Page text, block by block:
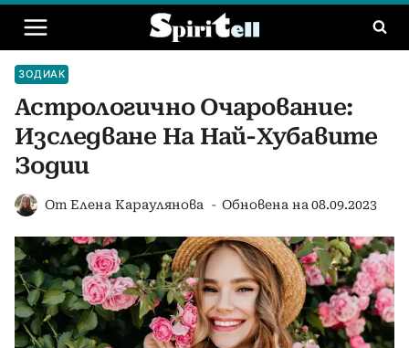
Към
съдържанието
ЗОДИАК
Астрологично Очарование:
Изследване На Най-Хубавите
Зодии
От Елена Караулянова Обновена на 08.09.2023